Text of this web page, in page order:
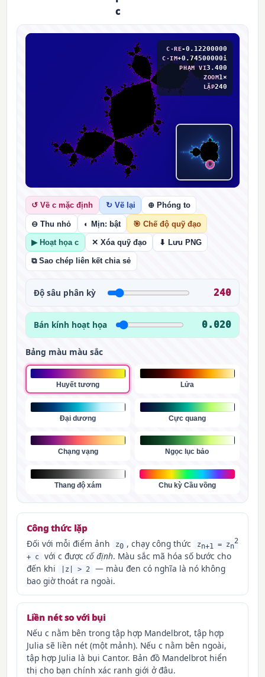
c
C·RE-0.12200000
C·IM+0.74500000i
PHẠM VI3.400
ZOOM1×
LẶP240
⊕ CHỌN C TRÊN MANDELBROT
↺ Về c mặc định ↻ Vẽ lại ⊕ Phóng to
⊖ Thu nhỏ ◐ Mịn: bật 🎯 Chế độ quỹ đạo
▶ Hoạt họa c ✕ Xóa quỹ đạo ⬇ Lưu PNG
⧉ Sao chép liên kết chia sẻ
Độ sâu phân kỳ 240
Bán kính hoạt họa 0.020
Bảng màu màu sắc
Huyết tương Lửa
Đại dương Cực quang
Chạng vạng Ngọc lục bảo
Thang độ xám Chu kỳ Cầu vồng
Công thức lặp
Đối với mỗi điểm ảnh z0 , chạy công thức zn+1 = zn
2
+ c
với c đượccố định. Màu sắc mã hóa số bước cho
đến khi
|z| > 2
— màu đen có nghĩa là nó không
bao giờ thoát ra ngoài.
Liền nét so với bụi
Nếu c nằm bên trong tập hợp Mandelbrot, tập hợp
Julia sẽ liền nét (một mảnh). Nếu c nằm bên ngoài,
tập hợp Julia là bụi Cantor. Bản đồ Mandelbrot hiển
thị cho bạn chính xác ranh giới ở đâu.